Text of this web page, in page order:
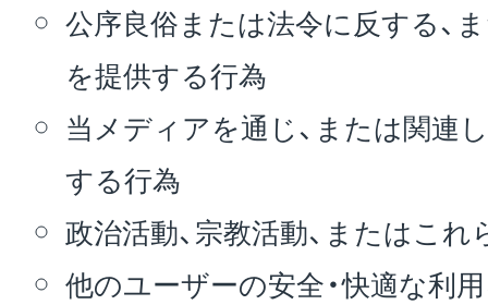
公序良俗または法令に反する、
を提供する行為
当メディアを通じ、または関連
する行為
政治活動、宗教活動、またはこ
他のユーザーの安全・快適な利